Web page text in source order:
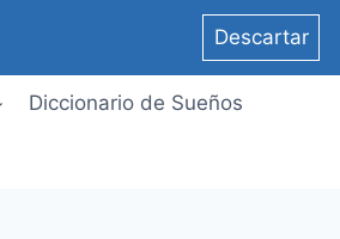
Descartar
Diccionario de Sueños